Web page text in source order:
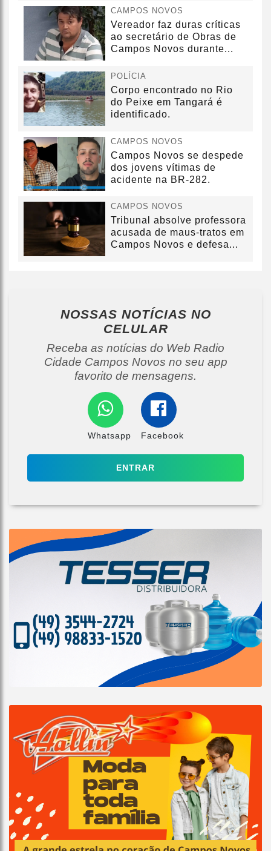
CAMPOS NOVOS
Vereador faz duras críticas
ao secretário de Obras de
Campos Novos durante...
POLÍCIA
Corpo encontrado no Rio
do Peixe em Tangará é
identificado.
CAMPOS NOVOS
Campos Novos se despede
dos jovens vítimas de
acidente na BR-282.
CAMPOS NOVOS
Tribunal absolve professora
acusada de maus-tratos em
Campos Novos e defesa...
NOSSAS NOTÍCIAS NO
CELULAR
Receba as notícias do Web Radio
Cidade Campos Novos no seu app
favorito de mensagens.
Whatsapp Facebook
ENTRAR